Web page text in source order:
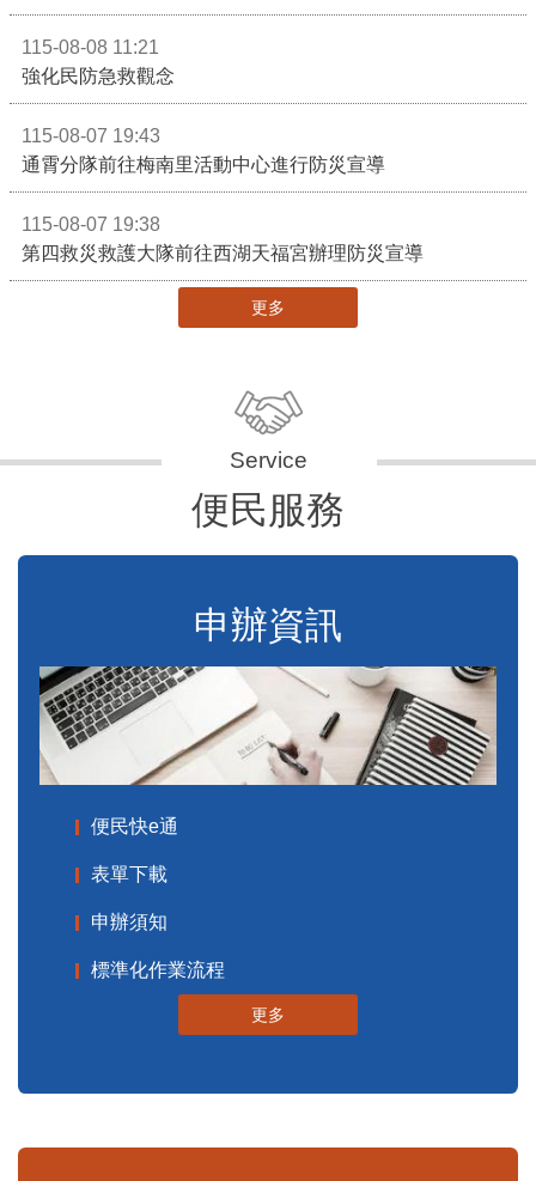
115-08-08 11:21
強化民防急救觀念
115-08-07 19:43
通霄分隊前往梅南里活動中心進行防災宣導
115-08-07 19:38
第四救災救護大隊前往西湖天福宮辦理防災宣導
更多
便民服務
申辦資訊
便民快e通
表單下載
申辦須知
標準化作業流程
更多